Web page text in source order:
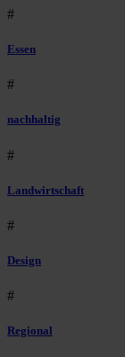
#
Essen
#
nachhaltig
#
Landwirtschaft
#
Design
#
Regional